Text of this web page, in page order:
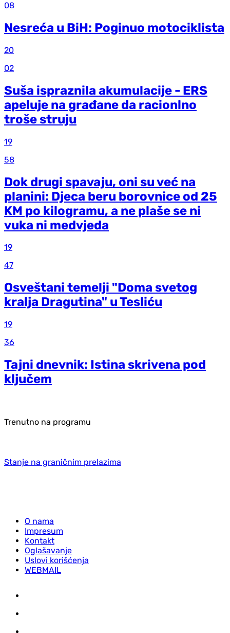
08
Nesreća u BiH: Poginuo motociklista
20
02
Suša ispraznila akumulacije - ERS
apeluje na građane da racionlno
troše struju
19
58
Dok drugi spavaju, oni su već na
planini: Djeca beru borovnice od 25
KM po kilogramu, a ne plaše se ni
vuka ni medvjeda
19
47
Osveštani temelji "Doma svetog
kralja Dragutina" u Tesliću
19
36
Tajni dnevnik: Istina skrivena pod
ključem
Trenutno na programu
Stanje na graničnim prelazima
O nama
Impresum
Kontakt
Oglašavanje
Uslovi korišćenja
WEBMAIL